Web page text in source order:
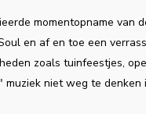
momentopname van
en af en toe een
zoals tuinfeestjes,
niet weg te denken